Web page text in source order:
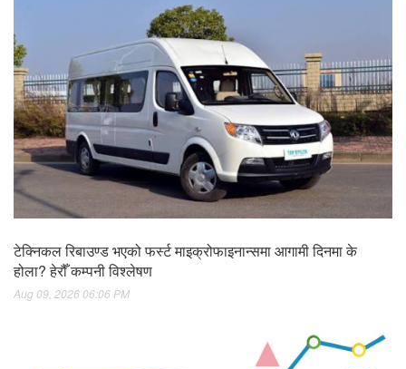
टेक्निकल रिबाउण्ड भएको फर्स्ट माइक्रोफाइनान्समा आगामी दिनमा के
होला? हेरौँ कम्पनी विश्लेषण
Aug 09, 2026 06:06 PM